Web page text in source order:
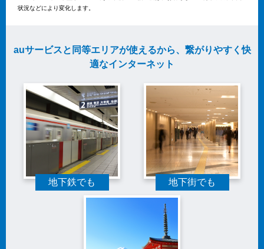
状況などにより変化します。
auサービスと同等エリアが使えるから、繋がりやすく快
適なインターネット
地下鉄でも 地下街でも